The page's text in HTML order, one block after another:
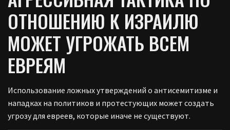
ОТНОШЕНИЮ К ИЗРАИЛЮ
МОЖЕТ УГРОЖАТЬ ВСЕМ
ЕВРЕЯМ
Использование ложных утверждений о антисемитизме и
нападках на политиков и протестующих может создать
угрозу для евреев, которые иначе не существуют.